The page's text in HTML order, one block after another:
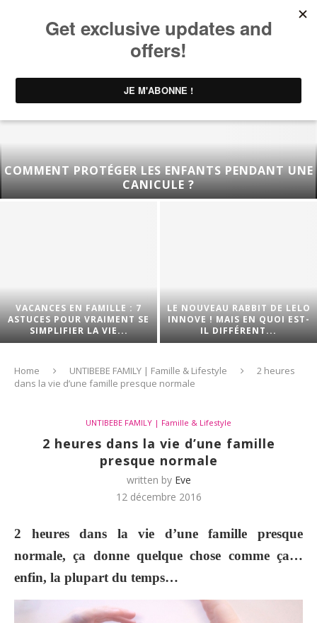
COMMENT PROTÉGER LES ENFANTS PENDANT UNE
CANICULE ?
VACANCES EN FAMILLE : 7
ASTUCES POUR VRAIMENT SE
SIMPLIFIER LA VIE...
LE NOUVEAU RABBIT DE LELO
INNOVE ! MAIS EN QUOI EST-
IL DIFFÉRENT...
Home UNTIBEBE FAMILY | Famille & Lifestyle
2 heures
dans la vie d’une famille presque normale
UNTIBEBE FAMILY | Famille & Lifestyle
2 heures dans la vie d’une famille
presque normale
written by Eve
12 décembre 2016
2 heures dans la vie d’une famille presque
normale, ça donne quelque chose comme ça…
enfin, la plupart du temps…